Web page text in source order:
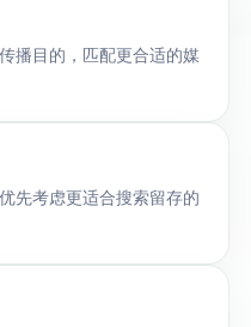
播目的，匹配更合适的媒
先考虑更适合搜索留存的